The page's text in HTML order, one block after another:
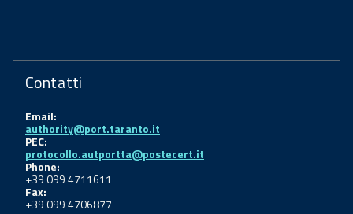
Contatti
Email:
authority@port.taranto.it
PEC:
protocollo.autportta@postecert.it
Phone:
+39 099 4711611
Fax:
+39 099 4706877